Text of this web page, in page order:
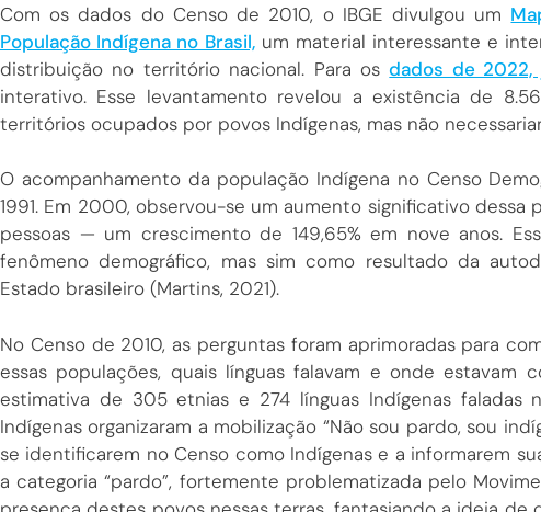
Com os dados do Censo de 2010, o IBGE divulgou um
População Indígena no Brasil,um material interessante e
distribuição no território nacional. Para osdados de 2022,
interativo. Esse levantamento revelou a existência de
territórios ocupados por povos Indígenas, mas não
O acompanhamento da população Indígena no Censo
1991. Em 2000, observou-se um aumento significativo dessa
pessoas — um crescimento de 149,65% em nove anos.
fenômeno demográfico, mas sim como resultado da
Estado brasileiro (Martins, 2021).
No Censo de 2010, as perguntas foram aprimoradas para
essas populações, quais línguas falavam e onde estavam
estimativa de 305 etnias e 274 línguas Indígenas faladas
Indígenas organizaram a mobilização “Não sou pardo, sou
se identificarem no Censo como Indígenas e a informarem
a categoria “pardo”, fortemente problematizada pelo